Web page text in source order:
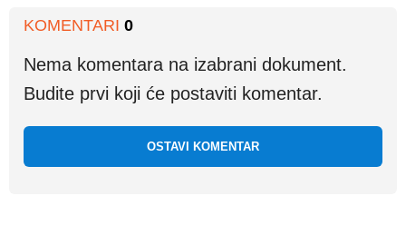
KOMENTARI 0
Nema komentara na izabrani dokument.
Budite prvi koji će postaviti komentar.
OSTAVI KOMENTAR